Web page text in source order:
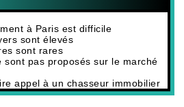
à Paris est difficile
sont élevés
sont rares
sont pas proposés sur le marché
appel à un chasseur immobilier